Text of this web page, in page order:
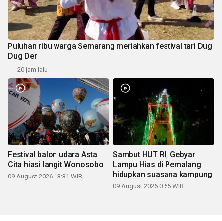
Puluhan ribu warga Semarang meriahkan festival tari Dug
Dug Der
20 jam lalu
Festival balon udara Asta
Cita hiasi langit Wonosobo
09 August 2026 13:31 WIB
Sambut HUT RI, Gebyar
Lampu Hias di Pemalang
hidupkan suasana kampung
09 August 2026 0:55 WIB